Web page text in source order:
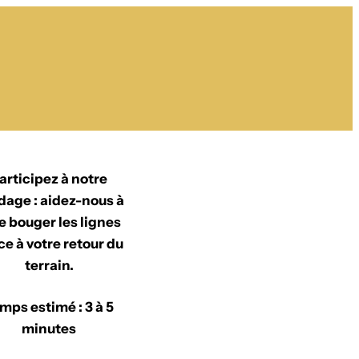
à notre
: aidez-nous à
bouger les lignes
à votre retour du
terrain.
estimé : 3 à 5
minutes